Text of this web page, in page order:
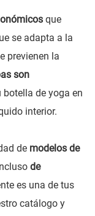
que
se adapta a la
previenen la
son
botella de yoga en
interior.
de modelos de
de
es una de tus
catálogo y